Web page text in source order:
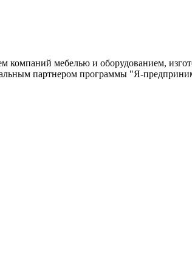
компаний мебелью и оборудованием,
партнером программы "Я-